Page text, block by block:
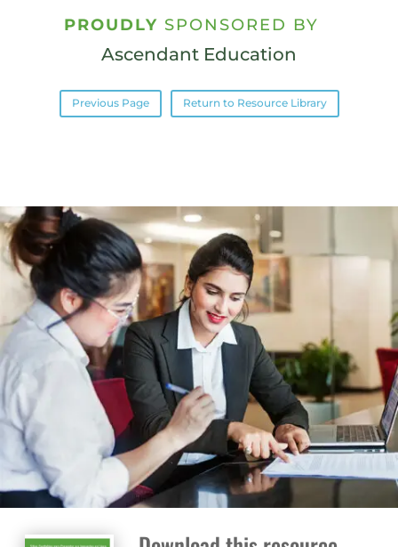
PROUDLY SPONSORED BY
Ascendant Education
Previous Page Return to Resource Library